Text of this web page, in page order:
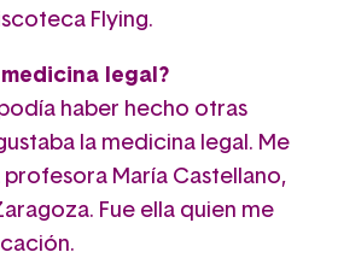
Flying.
legal?
haber hecho otras
la medicina legal. Me
María Castellano,
Fue ella quien me